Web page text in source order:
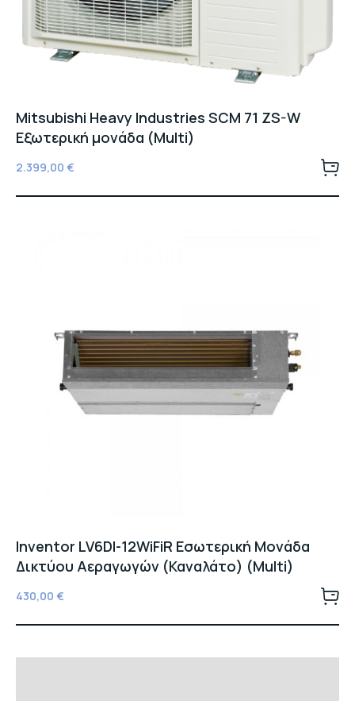
Mitsubishi Heavy Industries SCM 71 ZS-W
Εξωτερική μονάδα (Multi)
2.399,00 €
Inventor LV6DI-12WiFiR Εσωτερική Μονάδα
Δικτύου Αεραγωγών (Καναλάτο) (Multi)
430,00 €